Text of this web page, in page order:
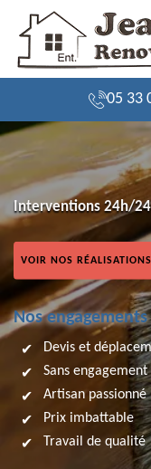
05 33
Interventions 24h/
VOIR NOS RÉALISATIONS
Nos engagements
Devis et
Sans engagement
Artisan passionné
Prix imbattable
Travail de qualité